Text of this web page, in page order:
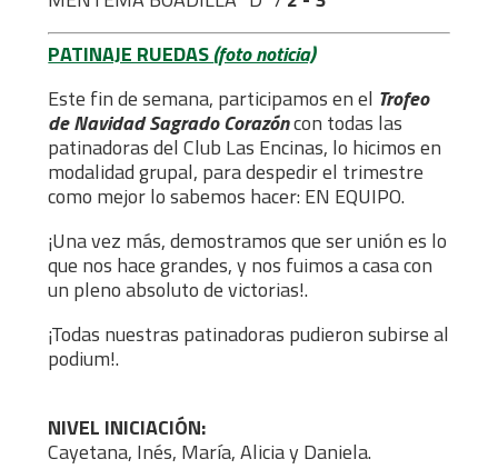
PATINAJE RUEDAS(foto noticia)
Este fin de semana, participamos en el Trofeo
de Navidad Sagrado Corazóncon todas las
patinadoras del Club Las Encinas, lo hicimos en
modalidad grupal, para despedir el trimestre
como mejor lo sabemos hacer: EN EQUIPO.
¡Una vez más, demostramos que ser unión es lo
que nos hace grandes, y nos fuimos a casa con
un pleno absoluto de victorias!.
¡Todas nuestras patinadoras pudieron subirse al
podium!.
NIVEL INICIACIÓN:
Cayetana, Inés, María, Alicia y Daniela.